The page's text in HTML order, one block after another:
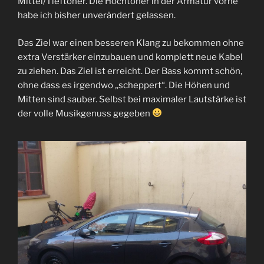
habe ich bisher unverändert gelassen.
Das Ziel war einen besseren Klang zu bekommen ohne
extra Verstärker einzubauen und komplett neue Kabel
zu ziehen. Das Ziel ist erreicht. Der Bass kommt schön,
ohne dass es irgendwo „scheppert“. Die Höhen und
Mitten sind sauber. Selbst bei maximaler Lautstärke ist
der volle Musikgenuss gegeben